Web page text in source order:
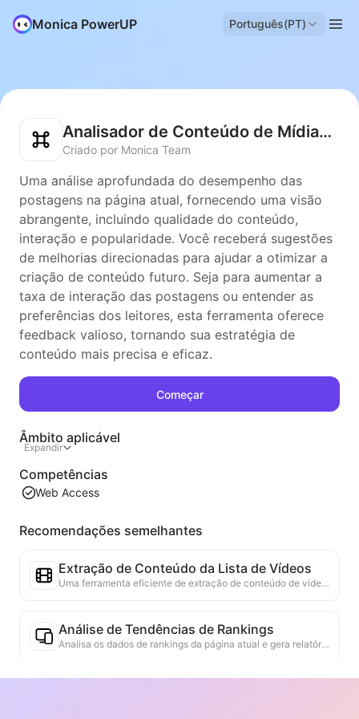
Monica PowerUP Português(PT)
Analisador de Conteúdo de Mídias Sociais
Criado por Monica Team
Uma análise aprofundada do desempenho das
postagens na página atual, fornecendo uma visão
abrangente, incluindo qualidade do conteúdo,
interação e popularidade. Você receberá sugestões
de melhorias direcionadas para ajudar a otimizar a
criação de conteúdo futuro. Seja para aumentar a
taxa de interação das postagens ou entender as
preferências dos leitores, esta ferramenta oferece
feedback valioso, tornando sua estratégia de
conteúdo mais precisa e eficaz.
Começar
Âmbito aplicável
Expandir
Competências
Web Access
Recomendações semelhantes
Extração de Conteúdo da Lista de Vídeos
Uma ferramenta eficiente de extração de conteúdo de vídeo da web, capaz de escanear rapidamente páginas da web e organizar as informações de vídeo em uma tabela Markdown estruturada.
Análise de Tendências de Rankings
Analisa os dados de rankings da página atual e gera relatórios de tendências. Identifica categorias populares, tipos de produtos em rápida ascensão e tecnologias emergentes. Fornece insights de mercado em tempo real para ajudar a entender as últimas tendências de produtos e movimentos de mercado.